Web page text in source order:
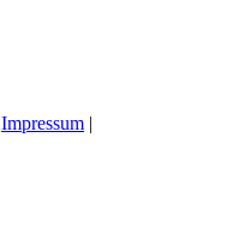
Impressum |